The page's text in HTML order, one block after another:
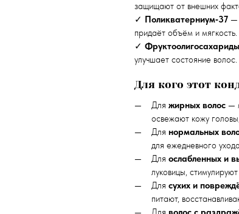
защищают от внешних
✓ Поликватерниум‑37 —
придаёт объём и мягкость.
✓ Фруктоолигосахариды
улучшает состояние волос.
Для кого этот
Для жирных волос—
освежают кожу
Для нормальных
для ежедневного
Для ослабленных и
луковицы,
Для сухих и
питают,